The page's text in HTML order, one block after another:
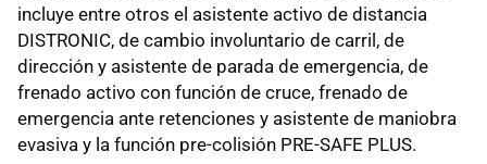
incluye entre otros el asistente activo de distancia
DISTRONIC, de cambio involuntario de carril, de
dirección y asistente de parada de emergencia, de
frenado activo con función de cruce, frenado de
emergencia ante retenciones y asistente de maniobra
evasiva y la función pre-colisión PRE-SAFE PLUS.